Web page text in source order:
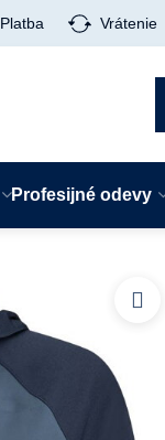
Platba Vrátenie
Profesijné odevy